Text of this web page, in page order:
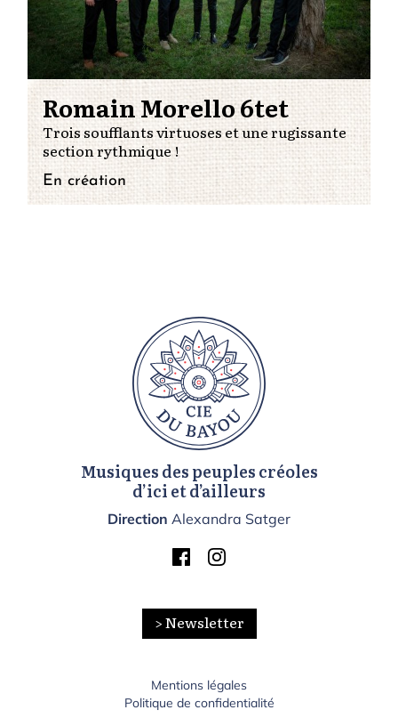
Romain Morello 6tet
Trois soufflants virtuoses et une rugissante
section rythmique !
En création
> Newsletter
Musiques des peuples créoles
d’ici et d’ailleurs
Direction Alexandra Satger
Mentions légales
Politique de confidentialité